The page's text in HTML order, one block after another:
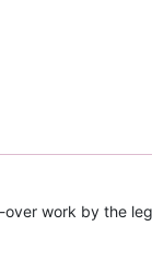
work by the